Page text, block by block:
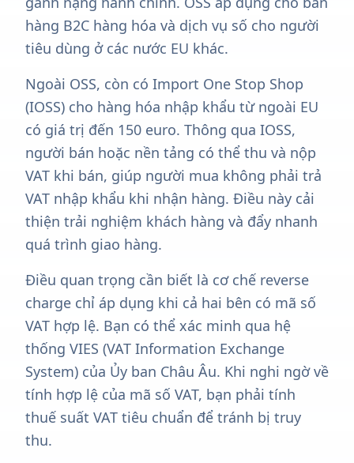
hàng B2C hàng hóa và dịch vụ số cho người
tiêu dùng ở các nước EU khác.
Ngoài OSS, còn có Import One Stop Shop
(IOSS) cho hàng hóa nhập khẩu từ ngoài EU
có giá trị đến 150 euro. Thông qua IOSS,
người bán hoặc nền tảng có thể thu và nộp
VAT khi bán, giúp người mua không phải trả
VAT nhập khẩu khi nhận hàng. Điều này cải
thiện trải nghiệm khách hàng và đẩy nhanh
quá trình giao hàng.
Điều quan trọng cần biết là cơ chế reverse
charge chỉ áp dụng khi cả hai bên có mã số
VAT hợp lệ. Bạn có thể xác minh qua hệ
thống VIES (VAT Information Exchange
System) của Ủy ban Châu Âu. Khi nghi ngờ về
tính hợp lệ của mã số VAT, bạn phải tính
thuế suất VAT tiêu chuẩn để tránh bị truy
thu.